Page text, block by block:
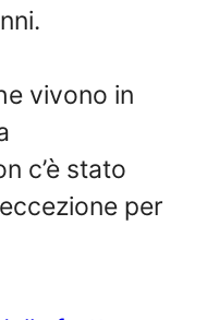
vivono in
c’è stato
per